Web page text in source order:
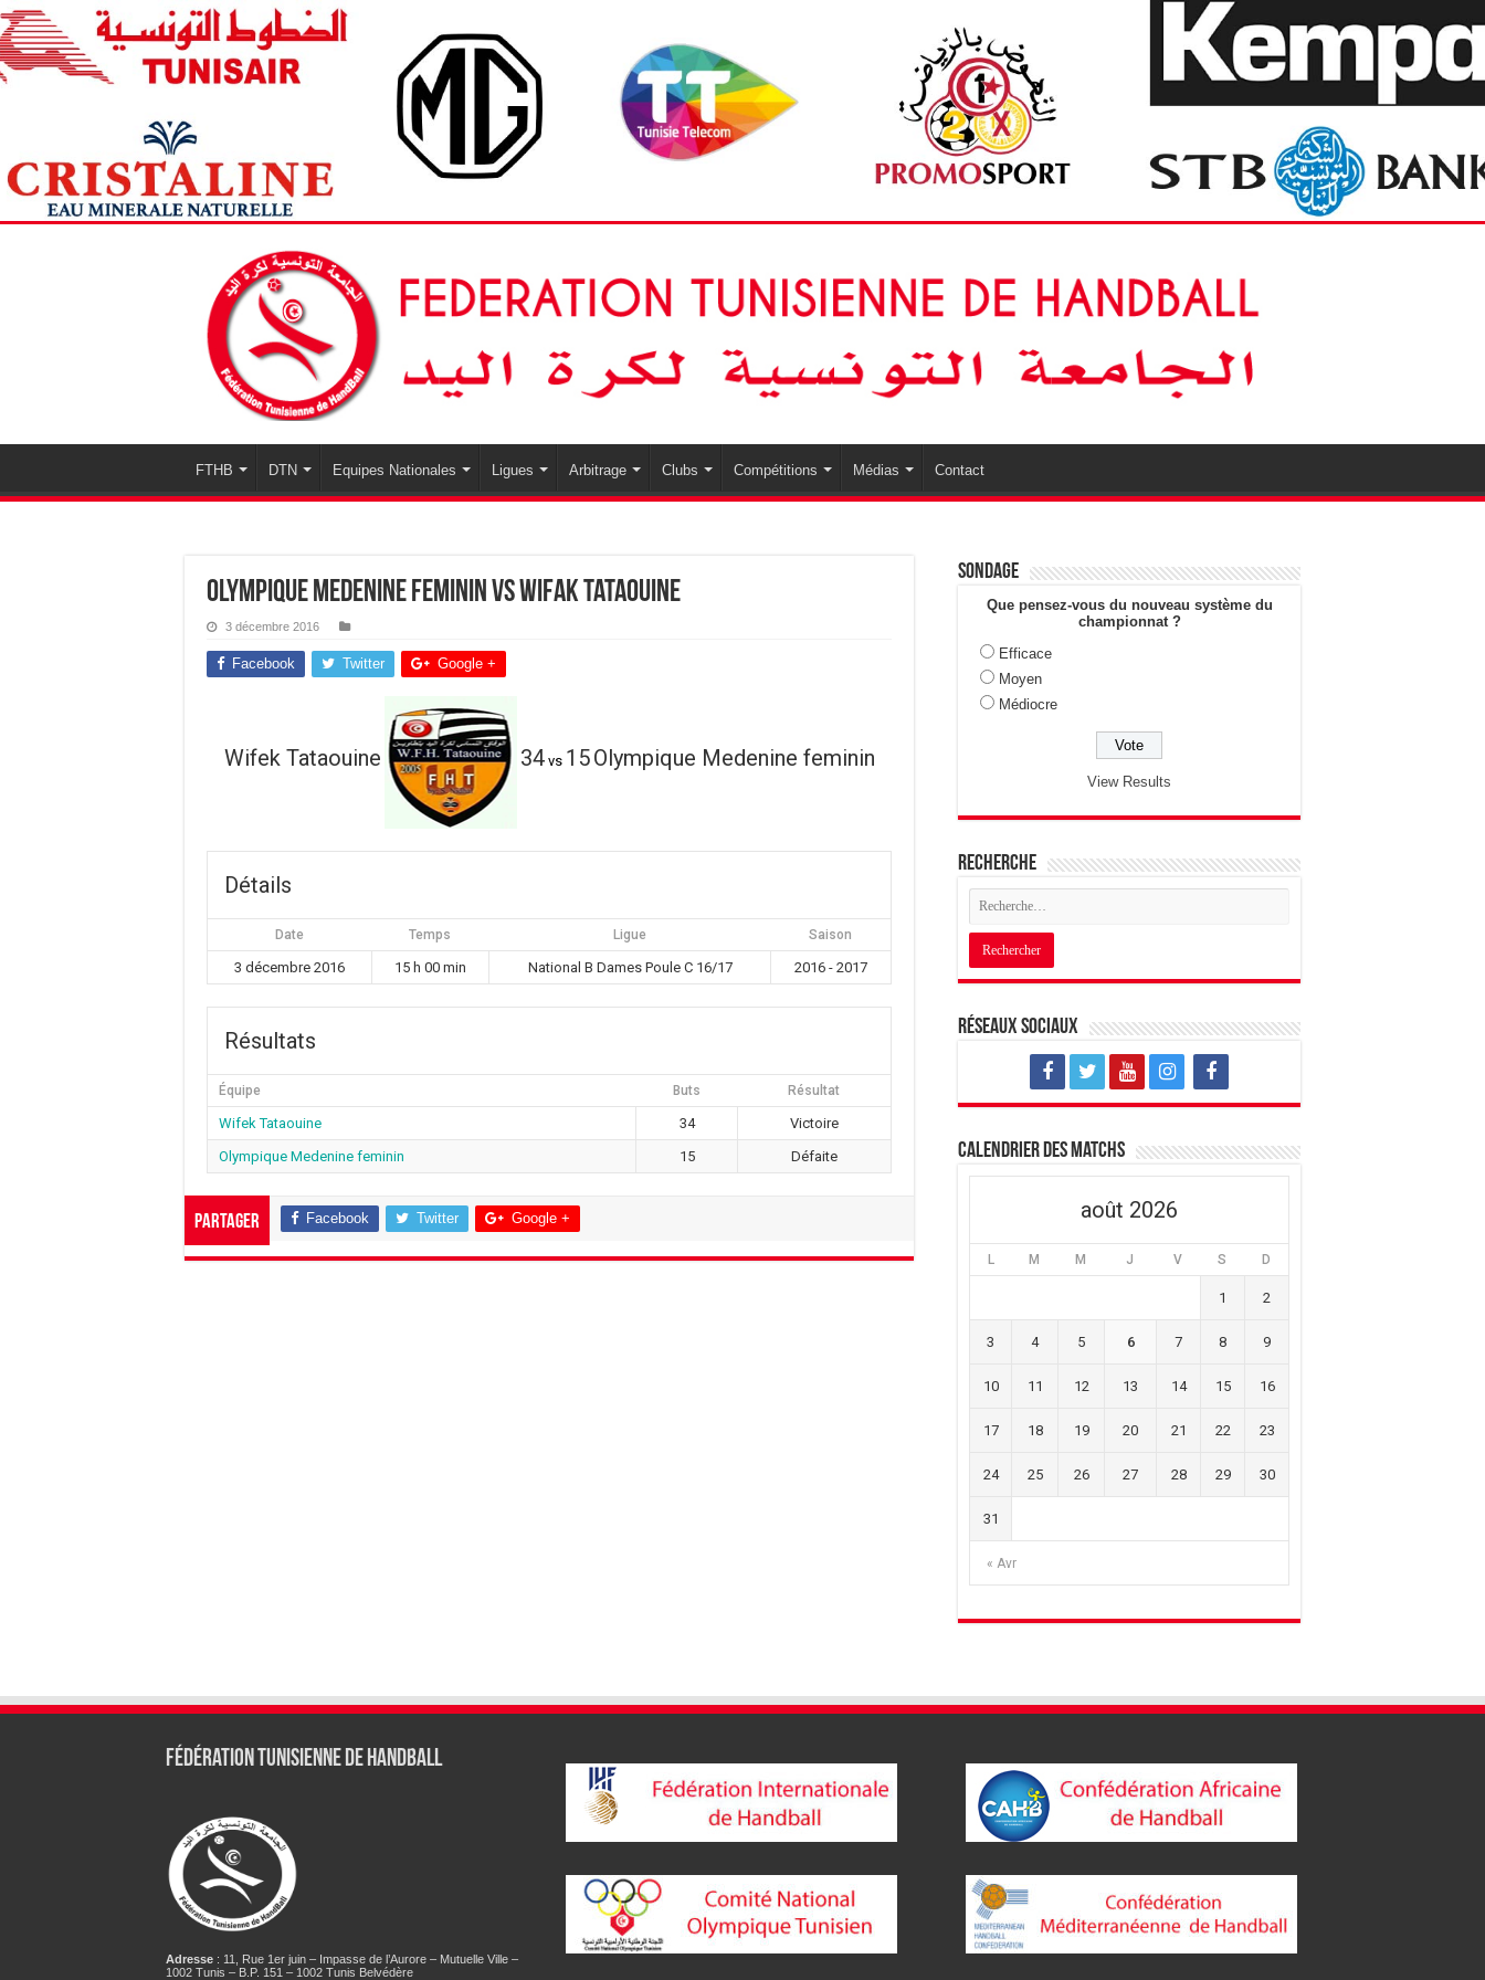
FTHB DTN Equipes Nationales Ligues Arbitrage Clubs Compétitions Médias Contact
Olympique Medenine feminin vs Wifak Tataouine
3 décembre 2016
Facebook Twitter Google +
Wifek Tataouine 34vs 15Olympique Medenine feminin
Détails
Date Temps Ligue Saison
3 décembre 2016 15 h 00 min National B Dames Poule C 16/17 2016 - 2017
Résultats
Équipe Buts Résultat
Wifek Tataouine 34
Victoire
Olympique Medenine feminin
15 Défaite
Partager Facebook Twitter Google +
Sondage
Que pensez-vous du nouveau système du
championnat ?
Efficace
Moyen
Médiocre
View Results
Recherche
Réseaux sociaux
Calendrier des matchs
août 2026
L M M J V S D
« Avr
1 2
3 4 5 6 7 8 9
10 11 12 13 14 15 16
17 18 19 20 21 22 23
24 25 26 27 28 29 30
31
Fédération tunisienne de Handball
Adresse: 11, Rue 1er juin – Impasse de l’Aurore – Mutuelle Ville –
1002 Tunis – B.P. 151 – 1002 Tunis Belvédère